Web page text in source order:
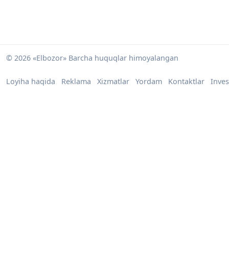
© 2026 «Elbozor» Barcha huquqlar himoyalangan
Loyiha haqida Reklama Xizmatlar Yordam Kontaktlar